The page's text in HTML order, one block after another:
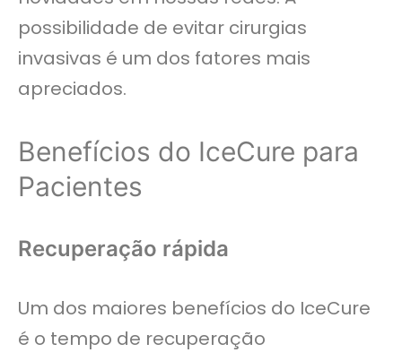
possibilidade de evitar cirurgias
invasivas é um dos fatores mais
apreciados.
Benefícios do IceCure para
Pacientes
Recuperação rápida
Um dos maiores benefícios do IceCure
é o tempo de recuperação